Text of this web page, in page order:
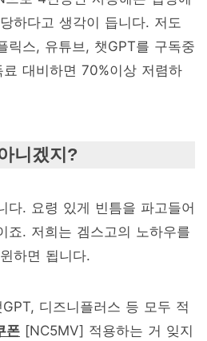
하다고 생각이 듭니다. 저도
릭스, 유튜브, 챗GPT를 구독중
대비하면 70%이상 저렴하
니겠지?
다. 요령 있게 빈틈을 파고들어
죠. 저희는 겜스고의 노하우를
하면 됩니다.
디즈니플러스 등 모두 적
폰 [NC5MV] 적용하는 거 잊지